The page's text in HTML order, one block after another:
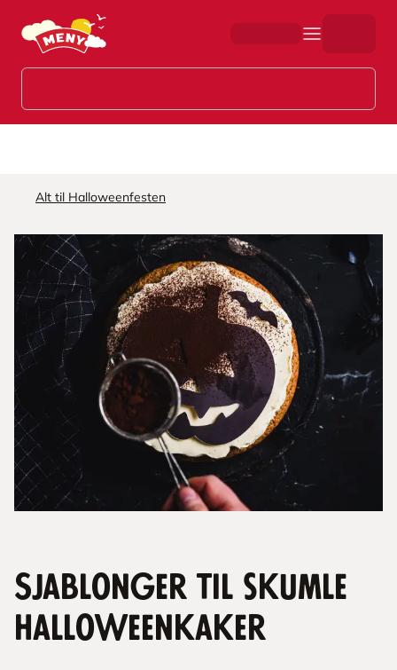
Hopp til hovedinnhold
Alt til Halloweenfesten
Sjablonger til skumle
Halloweenkaker